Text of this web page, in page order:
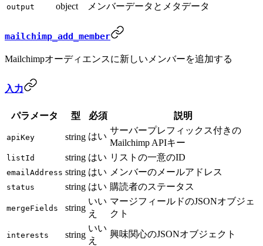
output object メンバーデータとメタデータ
mailchimp_add_member
Mailchimpオーディエンスに新しいメンバーを追加する
入力
パラメータ 型 必須 説明
apiKey string はい
サーバープレフィックス付きの
Mailchimp APIキー
listId string はい リストの一意のID
emailAddress string はい メンバーのメールアドレス
status string はい 購読者のステータス
mergeFields string
いい
え
マージフィールドのJSONオブジェ
クト
interests string
いい
え
興味関心のJSONオブジェクト